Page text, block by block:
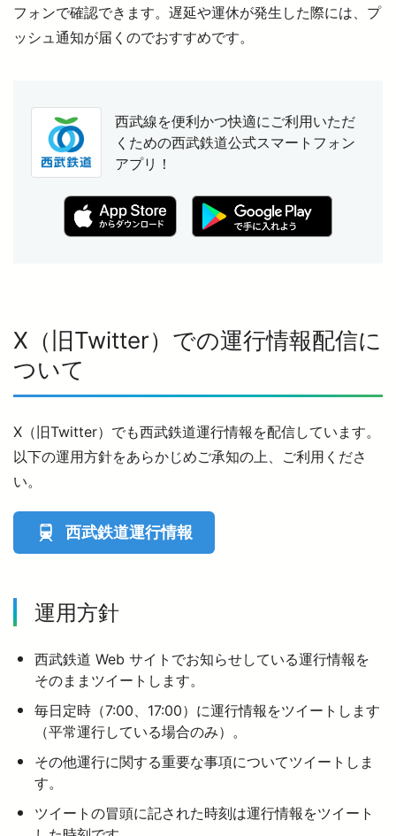
フォンで確認できます。遅延や運休が発生した際には、プ
ッシュ通知が届くのでおすすめです。
西武線を便利かつ快適にご利用いただ
くための西武鉄道公式スマートフォン
アプリ！
X（旧Twitter）での運行情報配信に
ついて
X（旧Twitter）でも西武鉄道運行情報を配信しています。
以下の運用方針をあらかじめご承知の上、ご利用くださ
い。
西武鉄道運行情報
運用方針
西武鉄道 Web サイトでお知らせしている運行情報を
そのままツイートします。
毎日定時（7:00、17:00）に運行情報をツイートします
（平常運行している場合のみ）。
その他運行に関する重要な事項についてツイートしま
す。
ツイートの冒頭に記された時刻は運行情報をツイート